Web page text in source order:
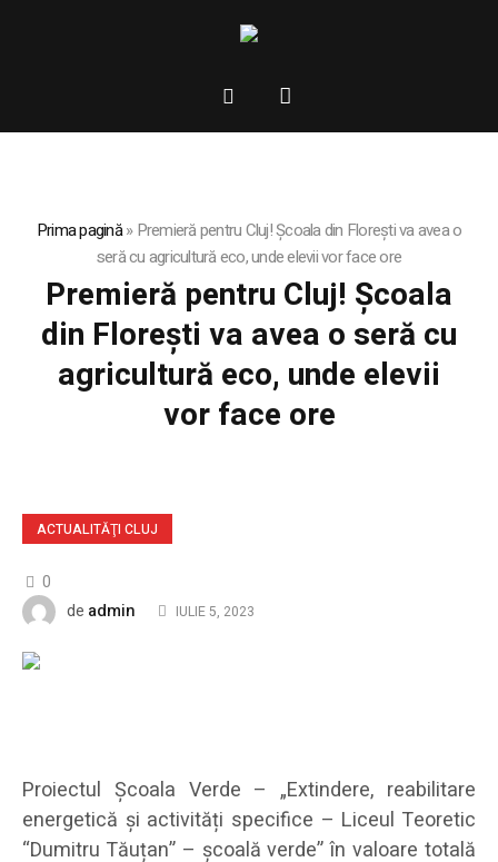
Prima pagină»Premieră pentru Cluj! Școala din Florești va avea o
seră cu agricultură eco, unde elevii vor face ore
Premieră pentru Cluj! Școala
din Florești va avea o seră cu
agricultură eco, unde elevii
vor face ore
ACTUALITĂŢI CLUJ
0
de admin IULIE 5, 2023
Proiectul Școala Verde – „Extindere, reabilitare
energetică și activități specifice – Liceul Teoretic
“Dumitru Tăuțan” – școală verde” în valoare totală